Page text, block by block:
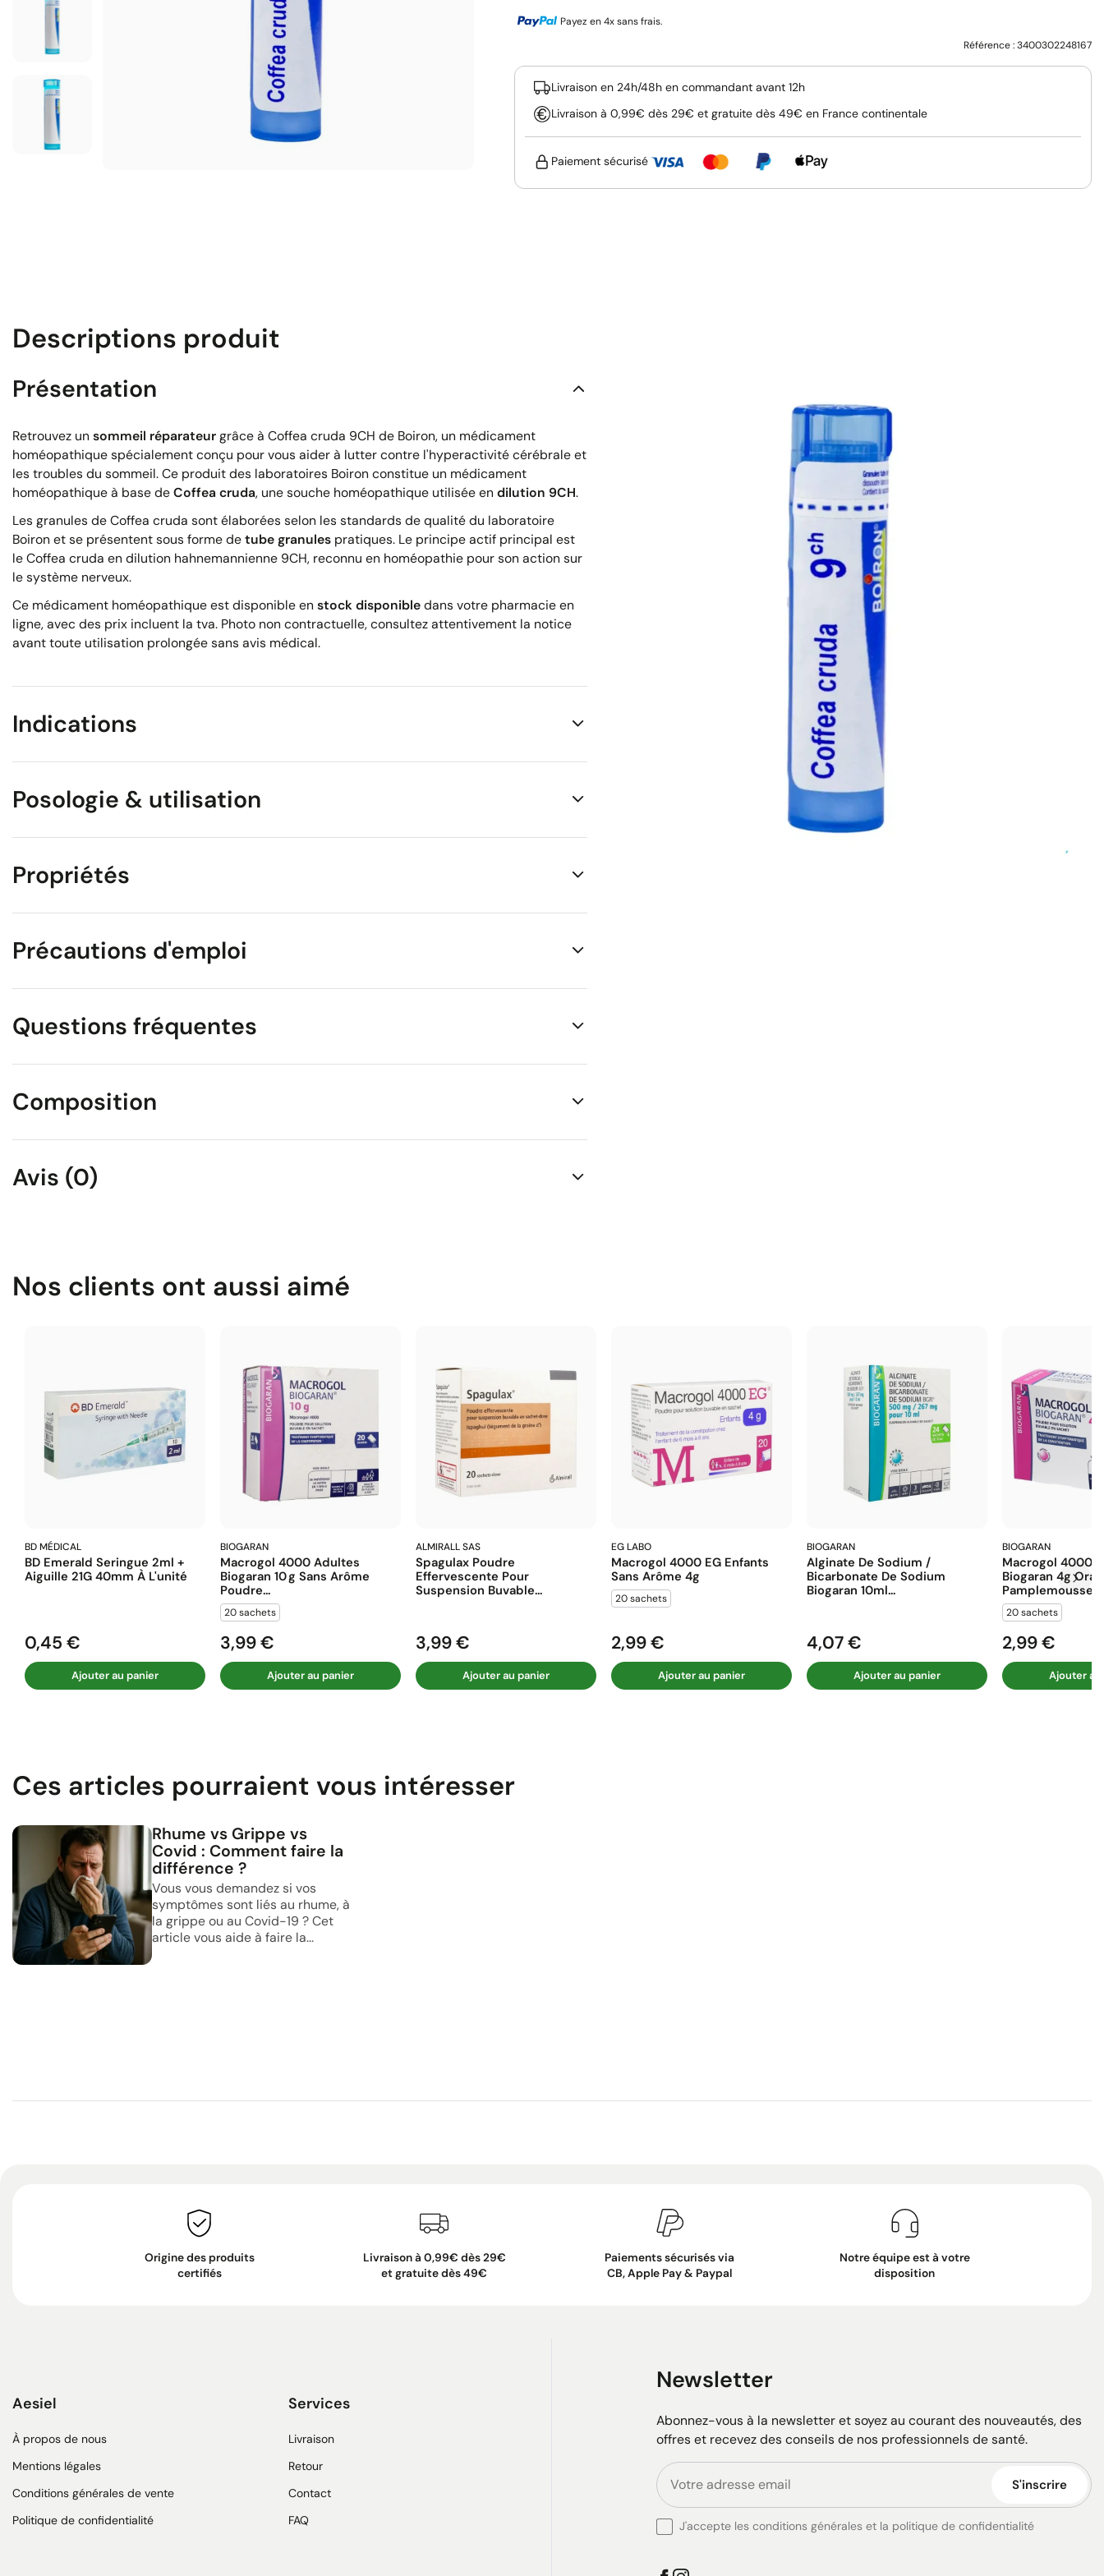
Payez en 4x sans frais.
Référence :3400302248167
Livraison en 24h/48h en commandant avant 12h
Livraison à 0,99€ dès 29€ et gratuite dès 49€ en France continentale
Paiement sécurisé
Descriptions produit
Présentation
Retrouvez un sommeil réparateurgrâce à Coffea cruda 9CH de Boiron, un médicament
homéopathique spécialement conçu pour vous aider à lutter contre l'hyperactivité cérébrale et
les troubles du sommeil. Ce produit des laboratoires Boiron constitue un médicament
homéopathique à base deCoffea cruda, une souche homéopathique utilisée en dilution 9CH.
Les granules de Coffea cruda sont élaborées selon les standards de qualité du laboratoire
Boiron et se présentent sous forme detube granules pratiques. Le principe actif principal est
le Coffea cruda en dilution hahnemannienne 9CH, reconnu en homéopathie pour son action sur
le système nerveux.
Ce médicament homéopathique est disponible en stock disponibledans votre pharmacie en
ligne, avec des prix incluent la tva. Photo non contractuelle, consultez attentivement la notice
avant toute utilisation prolongée sans avis médical.
Indications
Posologie & utilisation
Propriétés
Précautions d'emploi
Questions fréquentes
Composition
Avis (0)
Nos clients ont aussi aimé
BD MÉDICAL
BD Emerald Seringue 2ml +
Aiguille 21G 40mm À L'unité
Prix
0,45 €
Ajouter au panier
BIOGARAN
Macrogol 4000 Adultes
Biogaran 10 G Sans Arôme
Poudre...
20 sachets
Prix
3,99 €
Ajouter au panier
ALMIRALL SAS
Spagulax Poudre
Effervescente Pour
Suspension Buvable...
Prix
3,99 €
Ajouter au panier
EG LABO
Macrogol 4000 EG Enfants
Sans Arôme 4g
20 sachets
Prix
2,99 €
Ajouter au panier
BIOGARAN
Alginate De Sodium /
Bicarbonate De Sodium
Biogaran 10ml...
Prix
4,07 €
Ajouter au panier
BIOGARAN
Macrogol 4000
Biogaran 4g
Pamplemousse...
20 sachets
Prix
2,99 €
Ajouter au
Ces articles pourraient vous intéresser
Rhume vs Grippe vs
Covid : Comment faire la
différence ?
Vous vous demandez si vos
symptômes sont liés au rhume, à
la grippe ou au Covid-19 ? Cet
article vous aide à faire la...
Origine des produits
certifiés
Livraison à 0,99€ dès 29€
et gratuite dès 49€
Paiements sécurisés via
CB, Apple Pay & Paypal
Notre équipe est à votre
disposition
Aesiel
À propos de nous
Mentions légales
Conditions générales de vente
Politique de confidentialité
Services
Livraison
Retour
Contact
FAQ
Newsletter
Abonnez-vous à la newsletter et soyez au courant des nouveautés, des
offres et recevez des conseils de nos professionnels de santé.
S'inscrire
J'accepte les conditions générales et la politique de confidentialité